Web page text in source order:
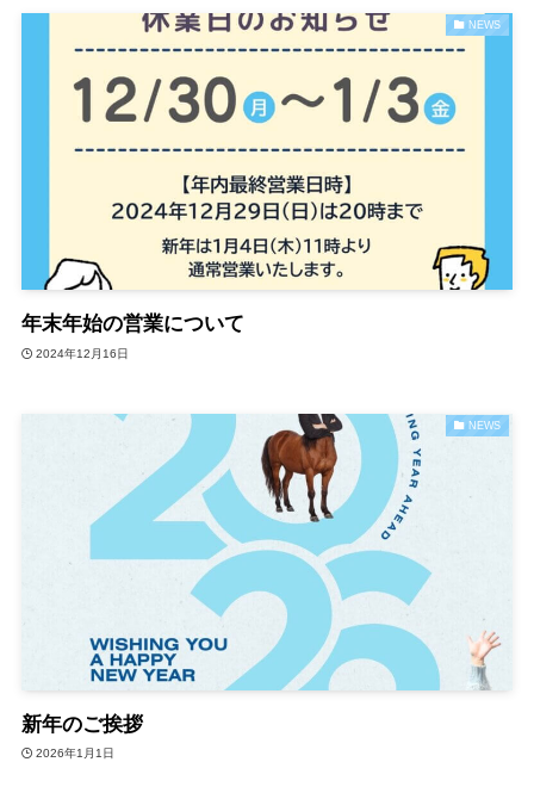
NEWS
年末年始の営業について
2024年12月16日
NEWS
新年のご挨拶
2026年1月1日